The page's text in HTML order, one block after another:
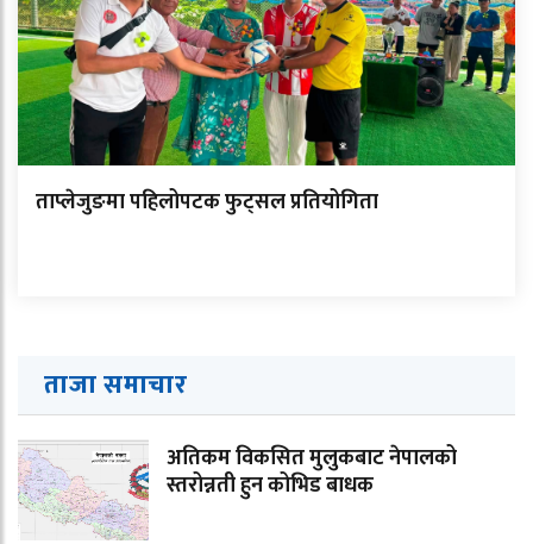
ताप्लेजुङमा पहिलोपटक फुट्सल प्रतियोगिता
ताजा समाचार
अतिकम विकसित मुलुकबाट नेपालको
स्तरोन्नती हुन कोभिड बाधक